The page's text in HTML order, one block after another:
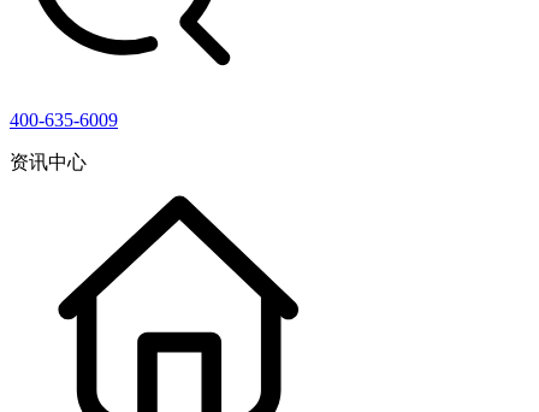
400-635-6009
资讯中心